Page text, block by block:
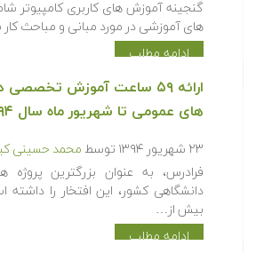
گنجینه آموزش های کاربری کامپیوتر
های آموزشی در مورد مبانی و مباحث کار
ادامه مطلب
ارائه ۵۹ ساعت آموزش
های عمومی تا شهریور ماه سال ۹۴
۲۳ شهریور ۱۳۹۴ توسط محمد حسینی
فرادرس، به عنوان بزرگترین
دانشگاهی کشور، این افتخار را
بیش از…
ادامه مطلب